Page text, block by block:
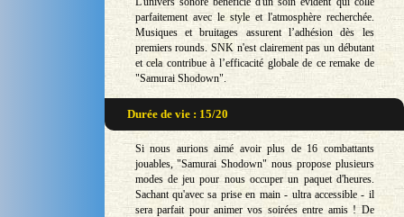
parfaitement avec le style et l'atmosphère recherchée.
Musiques et bruitages assurent l’adhésion dès les
premiers rounds. SNK n'est clairement pas un débutant
et cela contribue à l’efficacité globale de ce remake de
"Samurai Shodown".
Durée de vie : 15/20
Si nous aurions aimé avoir plus de 16 combattants
jouables, "Samurai Shodown" nous propose plusieurs
modes de jeu pour nous occuper un paquet d'heures.
Sachant qu'avec sa prise en main - ultra accessible - il
sera parfait pour animer vos soirées entre amis ! De